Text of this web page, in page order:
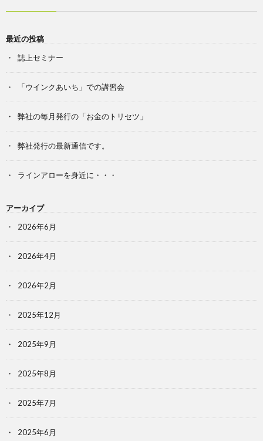
最近の投稿
誌上セミナー
「ウインクあいち」での講習会
弊社の毎月発行の「お金のトリセツ」
弊社発行の最新通信です。
ラインアローを身近に・・・
アーカイブ
2026年6月
2026年4月
2026年2月
2025年12月
2025年9月
2025年8月
2025年7月
2025年6月